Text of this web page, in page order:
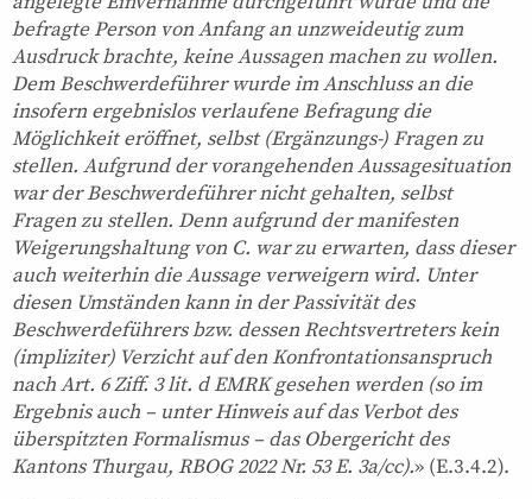
befragte Person von Anfang an unzweideutig zum
Ausdruck brachte, keine Aussagen machen zu wollen.
Dem Beschwerdeführer wurde im Anschluss an die
insofern ergebnislos verlaufene Befragung die
Möglichkeit eröffnet, selbst (Ergänzungs-) Fragen zu
stellen. Aufgrund der vorangehenden Aussagesituation
war der Beschwerdeführer nicht gehalten, selbst
Fragen zu stellen. Denn aufgrund der manifesten
Weigerungshaltung von C. war zu erwarten, dass dieser
auch weiterhin die Aussage verweigern wird. Unter
diesen Umständen kann in der Passivität des
Beschwerdeführers bzw. dessen Rechtsvertreters kein
(impliziter) Verzicht auf den Konfrontationsanspruch
nach Art. 6 Ziff. 3 lit. d EMRK gesehen werden (so im
Ergebnis auch – unter Hinweis auf das Verbot des
überspitzten Formalismus – das Obergericht des
Kantons Thurgau, RBOG 2022 Nr. 53 E. 3a/cc).» (E.3.4.2).